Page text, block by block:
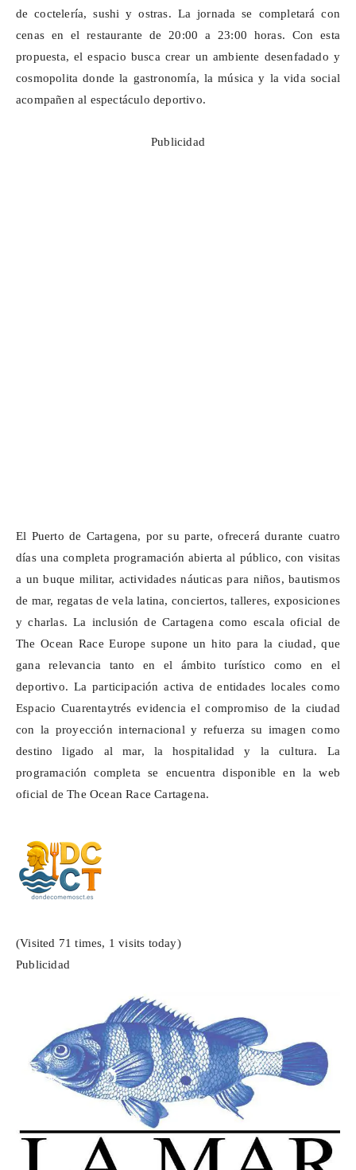
de coctelería, sushi y ostras. La jornada se completará con
cenas en el restaurante de 20:00 a 23:00 horas. Con esta
propuesta, el espacio busca crear un ambiente desenfadado y
cosmopolita donde la gastronomía, la música y la vida social
acompañen al espectáculo deportivo.
Publicidad
El Puerto de Cartagena, por su parte, ofrecerá durante cuatro
días una completa programación abierta al público, con visitas
a un buque militar, actividades náuticas para niños, bautismos
de mar, regatas de vela latina, conciertos, talleres, exposiciones
y charlas. La inclusión de Cartagena como escala oficial de
The Ocean Race Europe supone un hito para la ciudad, que
gana relevancia tanto en el ámbito turístico como en el
deportivo. La participación activa de entidades locales como
Espacio Cuarentaytrés evidencia el compromiso de la ciudad
con la proyección internacional y refuerza su imagen como
destino ligado al mar, la hospitalidad y la cultura. La
programación completa se encuentra disponible en la web
oficial deThe Ocean Race Cartagena.
(Visited 71 times, 1 visits today)
Publicidad